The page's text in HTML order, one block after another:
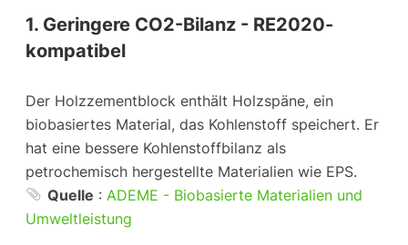
1. Geringere CO2-Bilanz - RE2020-
kompatibel
Der Holzzementblock enthält Holzspäne, ein
biobasiertes Material, das Kohlenstoff speichert. Er
hat eine bessere Kohlenstoffbilanz als
petrochemisch hergestellte Materialien wie EPS.
Quelle : ADEME - Biobasierte Materialien und
Umweltleistung